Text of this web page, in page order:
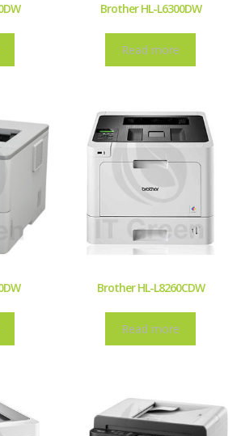
Brother HL-L6300DW
Read more
Brother HL-L8260CDW
Read more